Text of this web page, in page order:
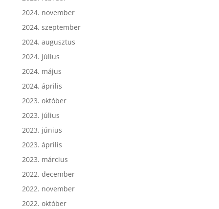
2024. november
2024. szeptember
2024. augusztus
2024. július
2024. május
2024. április
2023. október
2023. július
2023. június
2023. április
2023. március
2022. december
2022. november
2022. október